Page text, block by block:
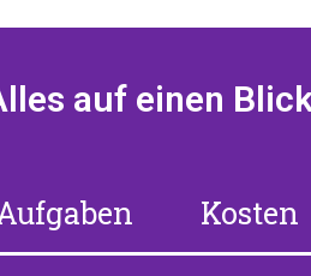
auf einen
Kosten